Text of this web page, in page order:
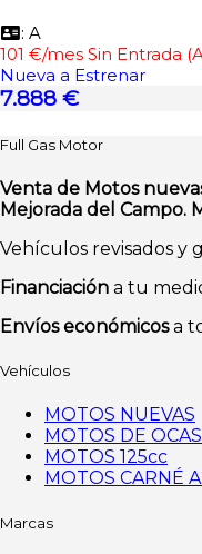
: A
101 €/mes Sin Entrada
Nueva a Estrenar
7.888 €
Full Gas Motor
Venta de Motos
Mejorada del Campo.
Vehículos revisados y
Financiación a tu
Envíos económicosa
Vehículos
MOTOS NUEVAS
MOTOS DE
MOTOS 125cc
MOTOS CARNÉ
Marcas